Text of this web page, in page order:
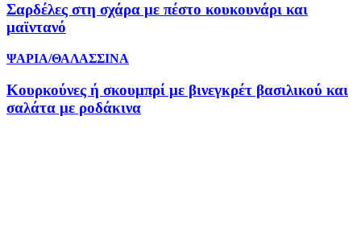
Σαρδέλες στη σχάρα με πέστο κουκουνάρι και
μαϊντανό
ΨΑΡΙΑ/ΘΑΛΑΣΣΙΝΑ
Κουρκούνες ή σκουμπρί με βινεγκρέτ βασιλικού και
σαλάτα με ροδάκινα